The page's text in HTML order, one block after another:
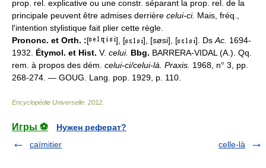
prop. rel. explicative ou une constr. séparant la prop. rel. de la
principale peuvent être admises derrière celui-ci. Mais, fréq.,
l'intention stylistique fait plier cette règle.
Prononc. et Orth. :[ ], [ ], [søsi], [ ]. DsAc. 1694-
1932. Étymol. et Hist. V. celui. Bbg. BARRERA-VIDAL (A.). Qq.
rem. à propos des dém. celui-ci/celui-là. Praxis. 1968, n° 3, pp.
268-274. — GOUG. Lang. pop. 1929, p. 110.
Encyclopédie Universelle 2012
Игры ⚽
Нужен реферат?
caïmitier
celle-là